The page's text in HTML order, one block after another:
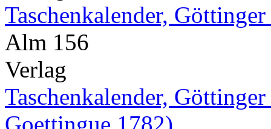
Taschenkalender,
Alm 156
Verlag
Taschenkalender,
Goettingue 1782)